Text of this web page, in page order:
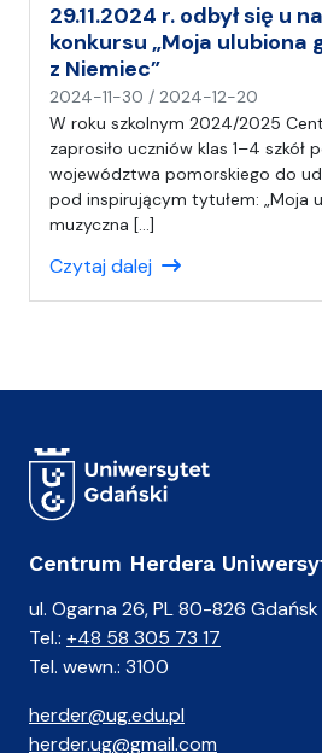
29.11.2024 r. odbył się u
konkursu „Moja ulubiona
z Niemiec”
2024-11-30 / 2024-12-20
a
p
i
a
W roku szkolnym 2024/2025
zaprosiło uczniów klas 1–4
województwa pomorskiego do
pod inspirującym tytułem: „Moja
muzyczna […]
Czytaj dalej
Centrum Herdera
ul. Ogarna 26, PL 80-826 Gdańsk
Tel.: +48 58 305 73 17
Tel. wewn.: 3100
herder@ug.edu.pl
herder.ug@gmail.com